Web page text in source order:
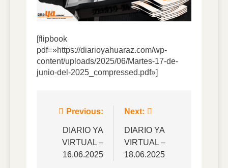
[flipbook
pdf=»https://diarioyahuaraz.com/wp-
content/uploads/2025/06/Martes-17-de-
junio-del-2025_compressed.pdf»]
Navegación
entradas
Previous:
DIARIO YA
VIRTUAL –
16.06.2025
Next:
DIARIO YA
VIRTUAL –
18.06.2025